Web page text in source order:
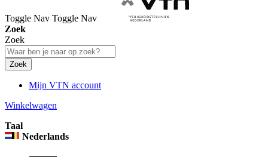
Toggle Nav Toggle Nav
Zoek
Zoek
Zoek
Mijn VTN account
Winkelwagen
Taal
Nederlands